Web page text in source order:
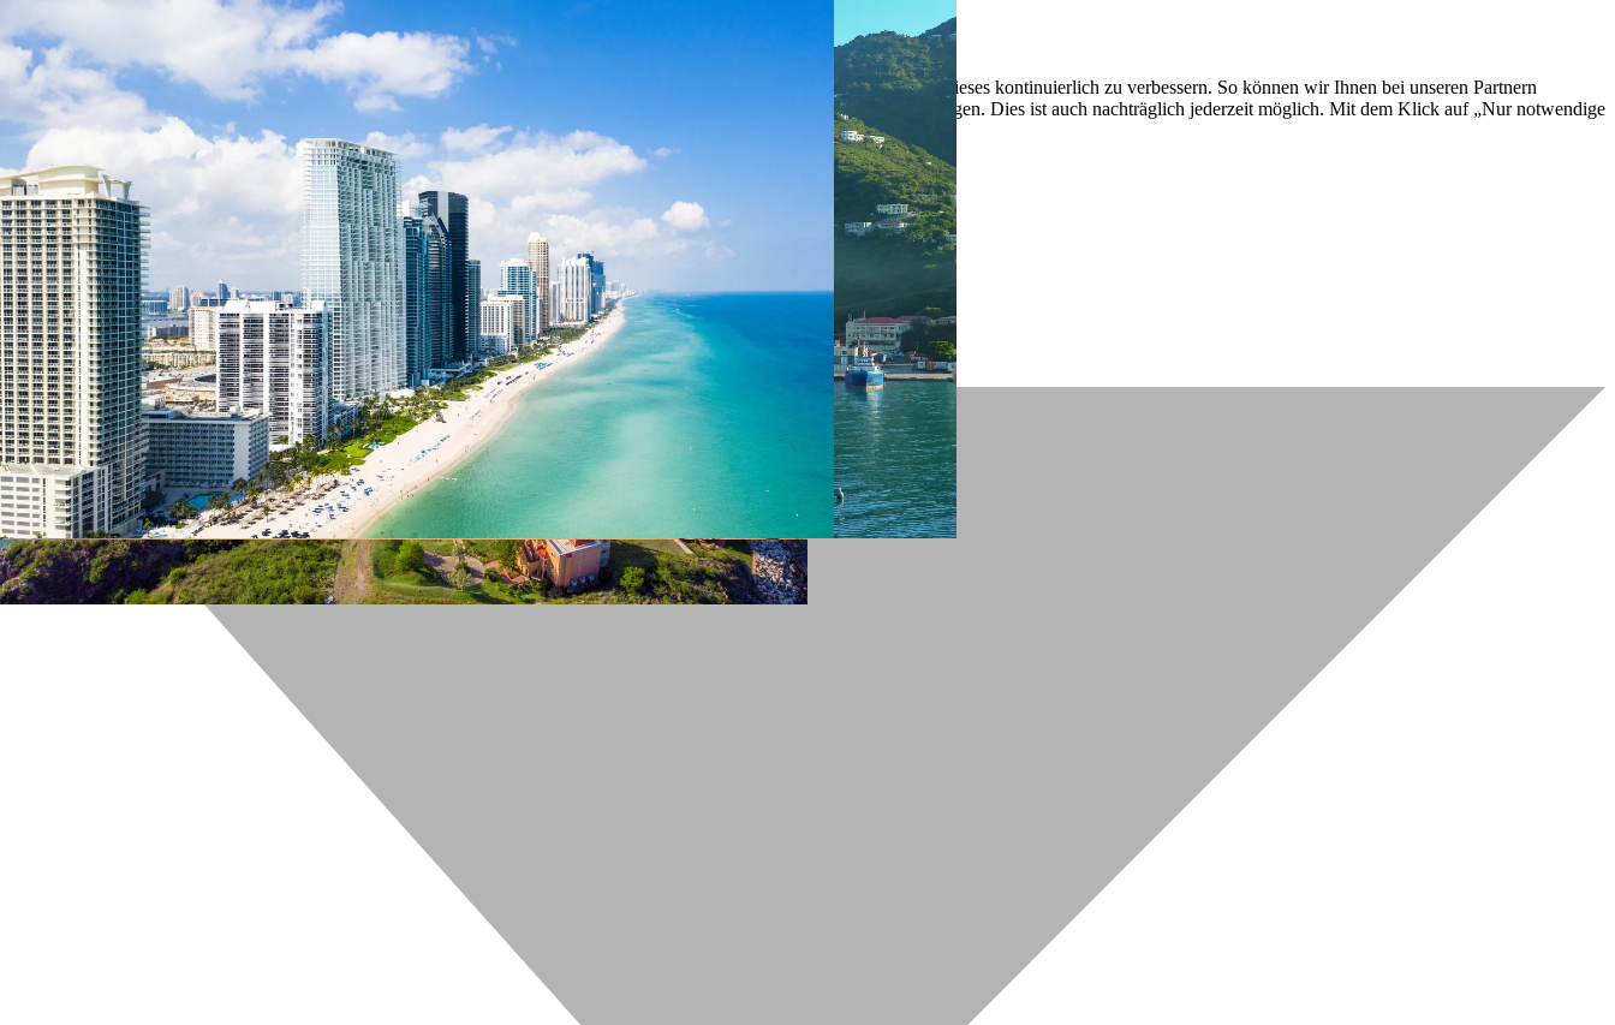
Unvergleichlich lecker
Mit dem Klick auf „geht klar” ermöglichen Sie uns Ihnen über Cookies ein verbessertes Nutzungserlebnis zu servieren und dieses kontinuierlich zu verbessern. So können wir Ihnen bei unseren Partnern
personalisierte Werbung und passende Angebote anzeigen. Über „anpassen” können Sie Ihre persönlichen Präferenzen festlegen. Dies ist auch nachträglich jederzeit möglich. Mit dem Klick auf „Nur notwendige
Cookies” werden lediglich technisch notwendige Cookies gespeichert.
Anpassen
Datenschutzerklärung
Cookierichtlinie
Impressum
« zurück
Ihre Cookie-Präferenzen verwalten
Wählen Sie, welche Cookies Sie auf check24.de akzeptieren.
Die Cookierichtlinie finden Siehier.
Notwendig